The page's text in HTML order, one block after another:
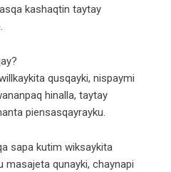
kashaqtin taytay
qusqayki, nispaymi
hinalla, taytay
piensasqayrayku.
sapa kutim wiksaykita
masajeta qunayki, chaynapi